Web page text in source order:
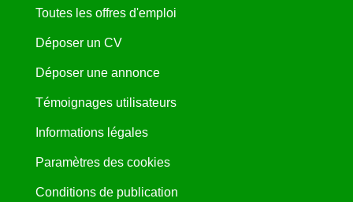
Toutes les offres d'emploi
Déposer un CV
Déposer une annonce
Témoignages utilisateurs
Informations légales
Paramètres des cookies
Conditions de publication